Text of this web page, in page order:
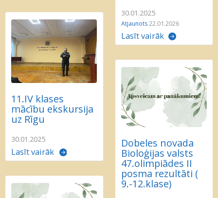
30.01.2025
Atjaunots22.01.2026
Lasīt vairāk
11.IV klases
mācību ekskursija
uz Rīgu
30.01.2025
Lasīt vairāk
Dobeles novada
Bioloģijas valsts
47.olimpiādes II
posma rezultāti (
9.-12.klase)